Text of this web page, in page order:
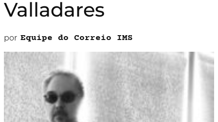
Valladares
por Equipe do Correio IMS